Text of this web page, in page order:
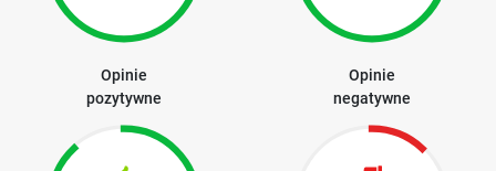
Opinie
pozytywne
Opinie
negatywne